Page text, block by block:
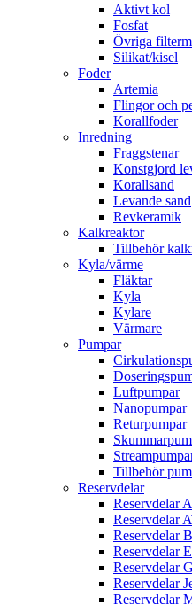
Aktivt kol
Fosfat
Övriga
Silikat/kisel
Foder
Artemia
Flingor och
Korallfoder
Inredning
Fraggstenar
Konstgjord
Korallsand
Levande sand
Revkeramik
Kalkreaktor
Tillbehör
Kyla/värme
Fläktar
Kyla
Kylare
Värmare
Pumpar
Luftpumpar
Nanopumpar
Returpumpar
Tillbehör
Reservdelar
Reservdelar
Reservdelar
Reservdelar
Reservdelar
Reservdelar
Reservdelar
Reservdelar